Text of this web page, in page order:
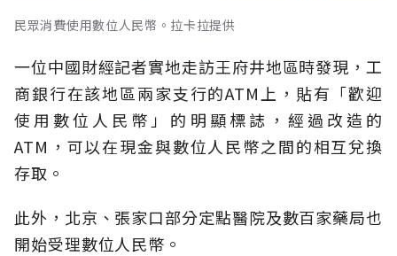
民眾消費使用數位人民幣。拉卡拉提供
一位中國財經記者實地走訪王府井地區時發現，工
商銀行在該地區兩家支行的ATM上，貼有「歡迎
使用數位人民幣」的明顯標誌，經過改造的
ATM，可以在現金與數位人民幣之間的相互兌換
存取。
此外，北京、張家口部分定點醫院及數百家藥局也
開始受理數位人民幣。